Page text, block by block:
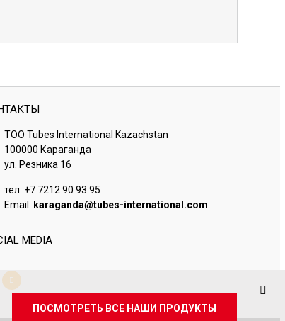
ТОО Tubes International Kazachstan
100000 Караганда
ул. Резника 16
тел.:+7 7212 90 93 95
Email: karaganda@tubes-international.com
MEDIA
ПОСМОТРЕТЬ ВСЕ НАШИ ПРОДУКТЫ